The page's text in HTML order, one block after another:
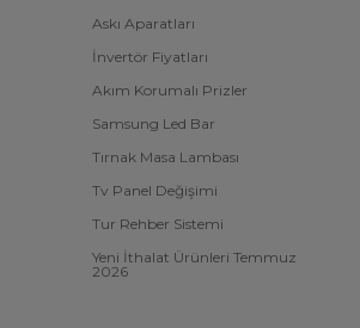
Askı Aparatları
İnvertör Fiyatları
Akım Korumalı Prizler
Samsung Led Bar
Tırnak Masa Lambası
Tv Panel Değişimi
Tur Rehber Sistemi
Yeni İthalat Ürünleri Temmuz
2026